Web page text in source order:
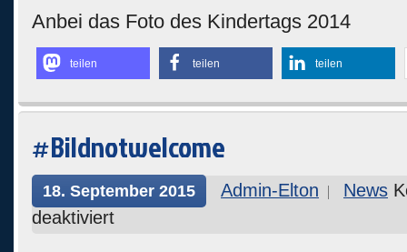
Anbei das Foto des Kindertags 2014
teilen teilen teilen
#Bildnotwelcome
18. September 2015 Admin-Elton News
deaktiviert